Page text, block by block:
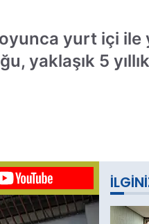
yurt içi ile
yaklaşık 5